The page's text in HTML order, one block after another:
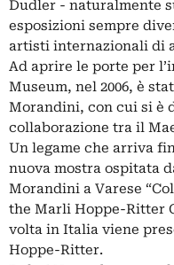
Dudler - naturalmente
esposizioni sempre
artisti internazionali di
Ad aprire le porte per
Museum, nel 2006, è
Morandini, con cui si è
collaborazione tra il
Un legame che arriva
nuova mostra ospitata
Morandini a Varese
the Marli Hoppe-Ritter
volta in Italia viene
Hoppe-Ritter.